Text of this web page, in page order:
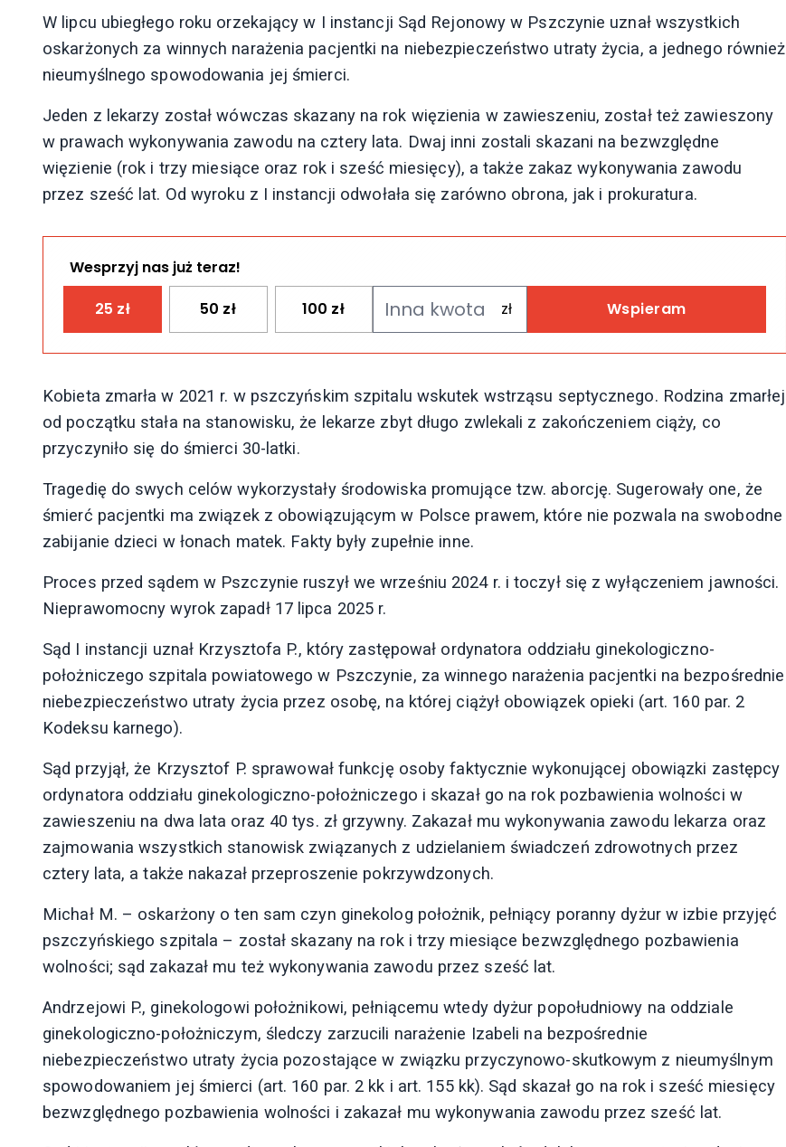
W lipcu ubiegłego roku orzekający w I instancji Sąd Rejonowy w Pszczynie uznał wszystkich
oskarżonych za winnych narażenia pacjentki na niebezpieczeństwo utraty życia, a jednego również
nieumyślnego spowodowania jej śmierci.
Jeden z lekarzy został wówczas skazany na rok więzienia w zawieszeniu, został też zawieszony
w prawach wykonywania zawodu na cztery lata. Dwaj inni zostali skazani na bezwzględne
więzienie (rok i trzy miesiące oraz rok i sześć miesięcy), a także zakaz wykonywania zawodu
przez sześć lat. Od wyroku z I instancji odwołała się zarówno obrona, jak i prokuratura.
Wesprzyj nas już teraz!
25 zł 50 zł 100 zł Wspieram
Kobieta zmarła w 2021 r. w pszczyńskim szpitalu wskutek wstrząsu septycznego. Rodzina zmarłej
od początku stała na stanowisku, że lekarze zbyt długo zwlekali z zakończeniem ciąży, co
przyczyniło się do śmierci 30-latki.
Tragedię do swych celów wykorzystały środowiska promujące tzw. aborcję. Sugerowały one, że
śmierć pacjentki ma związek z obowiązującym w Polsce prawem, które nie pozwala na swobodne
zabijanie dzieci w łonach matek. Fakty były zupełnie inne.
Proces przed sądem w Pszczynie ruszył we wrześniu 2024 r. i toczył się z wyłączeniem jawności.
Nieprawomocny wyrok zapadł 17 lipca 2025 r.
Sąd I instancji uznał Krzysztofa P., który zastępował ordynatora oddziału ginekologiczno-
położniczego szpitala powiatowego w Pszczynie, za winnego narażenia pacjentki na bezpośrednie
niebezpieczeństwo utraty życia przez osobę, na której ciążył obowiązek opieki (art. 160 par. 2
Kodeksu karnego).
Sąd przyjął, że Krzysztof P. sprawował funkcję osoby faktycznie wykonującej obowiązki zastępcy
ordynatora oddziału ginekologiczno-położniczego i skazał go na rok pozbawienia wolności w
zawieszeniu na dwa lata oraz 40 tys. zł grzywny. Zakazał mu wykonywania zawodu lekarza oraz
zajmowania wszystkich stanowisk związanych z udzielaniem świadczeń zdrowotnych przez
cztery lata, a także nakazał przeproszenie pokrzywdzonych.
Michał M. – oskarżony o ten sam czyn ginekolog położnik, pełniący poranny dyżur w izbie przyjęć
pszczyńskiego szpitala – został skazany na rok i trzy miesiące bezwzględnego pozbawienia
wolności; sąd zakazał mu też wykonywania zawodu przez sześć lat.
Andrzejowi P., ginekologowi położnikowi, pełniącemu wtedy dyżur popołudniowy na oddziale
ginekologiczno-położniczym, śledczy zarzucili narażenie Izabeli na bezpośrednie
niebezpieczeństwo utraty życia pozostające w związku przyczynowo-skutkowym z nieumyślnym
spowodowaniem jej śmierci (art. 160 par. 2 kk i art. 155 kk). Sąd skazał go na rok i sześć miesięcy
bezwzględnego pozbawienia wolności i zakazał mu wykonywania zawodu przez sześć lat.